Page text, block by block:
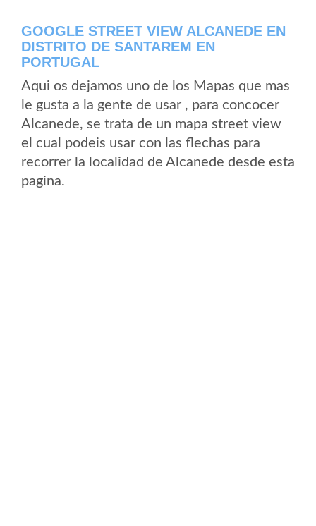
GOOGLE STREET VIEW ALCANEDE EN
DISTRITO DE SANTAREM EN
PORTUGAL
Aqui os dejamos uno de los Mapas que mas
le gusta a la gente de usar , para concocer
Alcanede, se trata de un mapa street view
el cual podeis usar con las flechas para
recorrer la localidad de Alcanede desde esta
pagina.